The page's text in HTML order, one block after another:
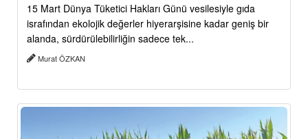
15 Mart Dünya Tüketici Hakları Günü vesilesiyle gıda
israfından ekolojik değerler hiyerarşisine kadar geniş bir
alanda, sürdürülebilirliğin sadece tek...
Murat ÖZKAN